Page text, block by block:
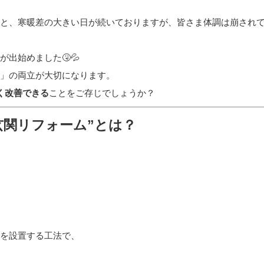
、寒暖差の大きい日が続いておりますが、皆さま体調は崩され
出始めました🤧💦
の両立が大切になります。
改善できることをご存じでしょうか？
リフォーム”とは？
設置する工法で、